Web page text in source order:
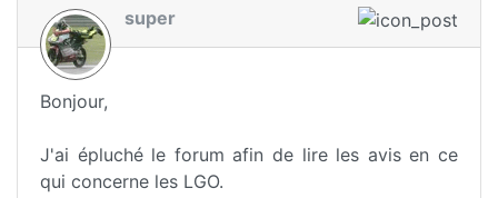
super
Bonjour,
J'ai épluché le forum afin de lire les avis en ce
qui concerne les LGO.